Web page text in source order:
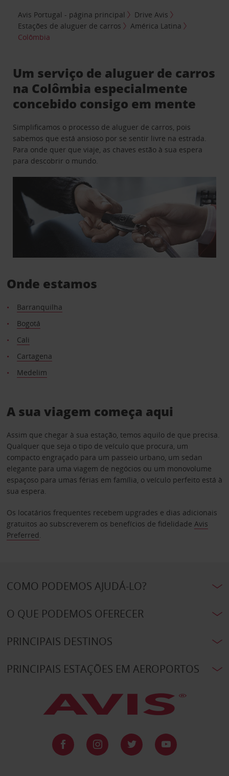
Avis Portugal - página principal
Drive Avis
Estações de aluguer de carros
América Latina
Colômbia
Um serviço de aluguer de carros
na Colômbia especialmente
concebido consigo em mente
Simplificamos o processo de aluguer de carros, pois
sabemos que está ansioso por se sentir livre na estrada.
Para onde quer que viaje, as chaves estão à sua espera
para descobrir o mundo.
Onde estamos
Barranquilha
Bogotá
Cali
Cartagena
Medelim
A sua viagem começa aqui
Assim que chegar à sua estação, temos aquilo de que precisa.
Qualquer que seja o tipo de veículo que procura, um
compacto engraçado para um passeio urbano, um sedan
elegante para uma viagem de negócios ou um monovolume
espaçoso para umas férias em família, o veículo perfeito está à
sua espera.
Os locatários frequentes recebem upgrades e dias adicionais
gratuitos ao subscreverem os benefícios de fidelidade Avis
Preferred.
COMO PODEMOS AJUDÁ-LO?
O QUE PODEMOS OFERECER
PRINCIPAIS DESTINOS
PRINCIPAIS ESTAÇÕES EM AEROPORTOS